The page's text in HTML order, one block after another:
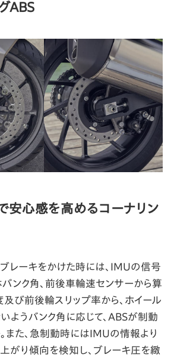
ABS
安心感を高めるコーナリン
レーキをかけた時には、IMUの信号
ンク角、前後車輪速センサーから算
び前後輪スリップ率から、ホイール
ようバンク角に応じて、ABSが制動
また、急制動時にはIMUの情報より
がり傾向を検知し、ブレーキ圧を緻